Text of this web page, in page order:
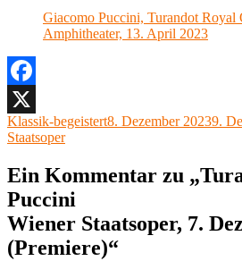
Giacomo Puccini, Turandot Royal
Amphitheater, 13. April 2023
Facebook
X
Autor
Klassik-begeistertVeröffentlicht
8. Dezember 20239.
Staatsoper
Ein Kommentar zu
Puccini
Wiener Staatsoper, 7.
(Premiere)“